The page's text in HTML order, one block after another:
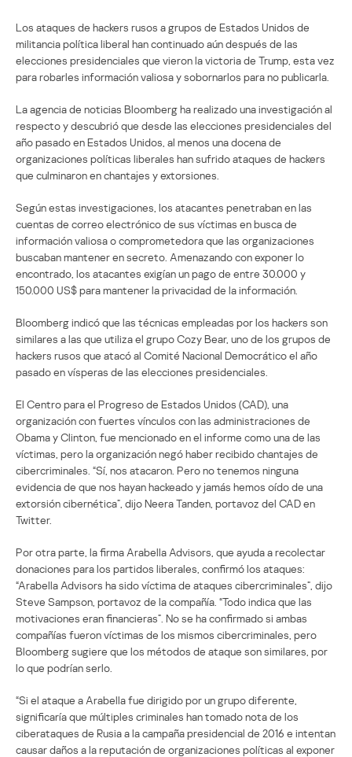
Los ataques de hackers rusos a grupos de Estados Unidos de
militancia política liberal han continuado aún después de las
elecciones presidenciales que vieron la victoria de Trump, esta vez
para robarles información valiosa y sobornarlos para no publicarla.
La agencia de noticias Bloomberg ha realizado una investigación al
respecto y descubrió que desde las elecciones presidenciales del
año pasado en Estados Unidos, al menos una docena de
organizaciones políticas liberales han sufrido ataques de hackers
que culminaron en chantajes y extorsiones.
Según estas investigaciones, los atacantes penetraban en las
cuentas de correo electrónico de sus víctimas en busca de
información valiosa o comprometedora que las organizaciones
buscaban mantener en secreto. Amenazando con exponer lo
encontrado, los atacantes exigían un pago de entre 30.000 y
150.000 US$ para mantener la privacidad de la información.
Bloomberg indicó que las técnicas empleadas por los hackers son
similares a las que utiliza el grupo Cozy Bear, uno de los grupos de
hackers rusos que atacó al Comité Nacional Democrático el año
pasado en vísperas de las elecciones presidenciales.
El Centro para el Progreso de Estados Unidos (CAD), una
organización con fuertes vínculos con las administraciones de
Obama y Clinton, fue mencionado en el informe como una de las
víctimas, pero la organización negó haber recibido chantajes de
cibercriminales. “Sí, nos atacaron. Pero no tenemos ninguna
evidencia de que nos hayan hackeado y jamás hemos oído de una
extorsión cibernética”, dijo Neera Tanden, portavoz del CAD en
Twitter.
Por otra parte, la firma Arabella Advisors, que ayuda a recolectar
donaciones para los partidos liberales, confirmó los ataques:
“Arabella Advisors ha sido víctima de ataques cibercriminales”, dijo
Steve Sampson, portavoz de la compañía. “Todo indica que las
motivaciones eran financieras”. No se ha confirmado si ambas
compañías fueron víctimas de los mismos cibercriminales, pero
Bloomberg sugiere que los métodos de ataque son similares, por
lo que podrían serlo.
“Si el ataque a Arabella fue dirigido por un grupo diferente,
significaría que múltiples criminales han tomado nota de los
ciberataques de Rusia a la campaña presidencial de 2016 e intentan
causar daños a la reputación de organizaciones políticas al exponer